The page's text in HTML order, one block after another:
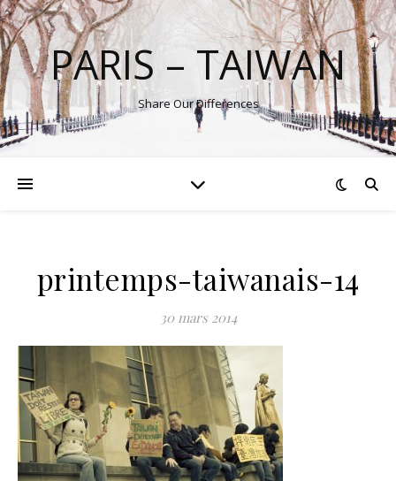
PARIS – TAIWAN
Share Our Differences
printemps-taiwanais-14
30 mars 2014